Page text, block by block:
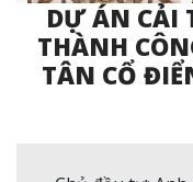
DỰ ÁN CẢI
THÀNH
TÂN CỔ